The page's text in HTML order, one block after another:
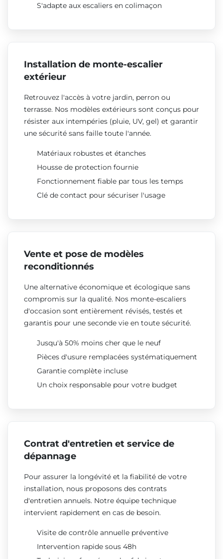
S'adapte aux escaliers en colimaçon
Installation de monte-escalier
extérieur
Retrouvez l'accès à votre jardin, perron ou
terrasse. Nos modèles extérieurs sont conçus pour
résister aux intempéries (pluie, UV, gel) et garantir
une sécurité sans faille toute l'année.
Matériaux robustes et étanches
Housse de protection fournie
Fonctionnement fiable par tous les temps
Clé de contact pour sécuriser l'usage
Vente et pose de modèles
reconditionnés
Une alternative économique et écologique sans
compromis sur la qualité. Nos monte-escaliers
d'occasion sont entièrement révisés, testés et
garantis pour une seconde vie en toute sécurité.
Jusqu'à 50% moins cher que le neuf
Pièces d'usure remplacées systématiquement
Garantie complète incluse
Un choix responsable pour votre budget
Contrat d'entretien et service de
dépannage
Pour assurer la longévité et la fiabilité de votre
installation, nous proposons des contrats
d'entretien annuels. Notre équipe technique
intervient rapidement en cas de besoin.
Visite de contrôle annuelle préventive
Intervention rapide sous 48h